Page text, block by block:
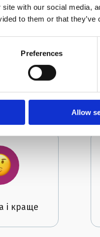
with our social media,
to them or that
Preferences
Allow
і краще